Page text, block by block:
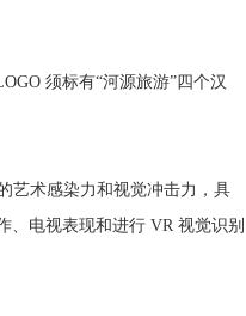
须标有“河源旅游”四个汉
术感染力和视觉冲击力，具
、电视表现和进行 VR 视觉识别